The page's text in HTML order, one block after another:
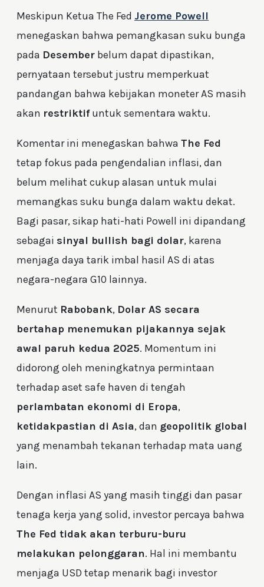
Meskipun Ketua The Fed Jerome Powell
menegaskan bahwa pemangkasan suku bunga
pada Desember belum dapat dipastikan,
pernyataan tersebut justru memperkuat
pandangan bahwa kebijakan moneter AS masih
akan restriktifuntuk sementara waktu.
Komentar ini menegaskan bahwa The Fed
tetap fokus pada pengendalian inflasi, dan
belum melihat cukup alasan untuk mulai
memangkas suku bunga dalam waktu dekat.
Bagi pasar, sikap hati-hati Powell ini dipandang
sebagai sinyal bullish bagi dolar, karena
menjaga daya tarik imbal hasil AS di atas
negara-negara G10 lainnya.
Menurut Rabobank, Dolar AS secara
bertahap menemukan pijakannya sejak
awal paruh kedua 2025. Momentum ini
didorong oleh meningkatnya permintaan
terhadap aset safe haven di tengah
perlambatan ekonomi di Eropa,
ketidakpastian di Asia, dan geopolitik global
yang menambah tekanan terhadap mata uang
lain.
Dengan inflasi AS yang masih tinggi dan pasar
tenaga kerja yang solid, investor percaya bahwa
The Fed tidak akan terburu-buru
melakukan pelonggaran. Hal ini membantu
menjaga USD tetap menarik bagi investor